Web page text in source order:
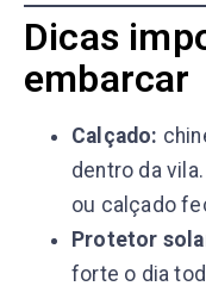
Dicas
embarcar
Calçado:
dentro da
ou calçado
Protetor
forte o dia